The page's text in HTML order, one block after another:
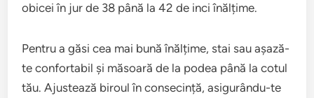
obicei în jur de 38 până la 42 de inci înălțime.
Pentru a găsi cea mai bună înălțime, stai sau așază-
te confortabil și măsoară de la podea până la cotul
tău. Ajustează biroul în consecință, asigurându-te